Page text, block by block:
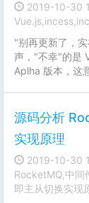
2019-10-
"别再更新了，
声，"不幸"的是
Aplha 版本，这
源码分析
实现原理
2019-10-
RocketMQ,中间
即主从切换实现